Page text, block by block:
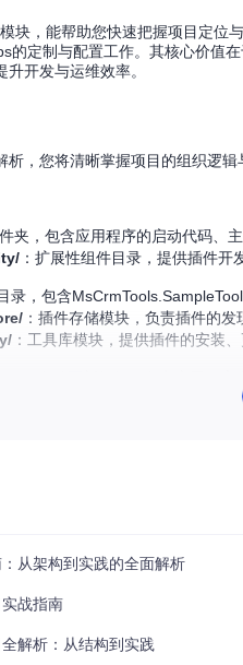
块，能帮助您快速把握项目定
的定制与配置工作。其核心价值
开发与运维效率。
析，您将清晰掌握项目的组织逻
夹，包含应用程序的启动代码、
：扩展性组件目录，提供插件
录，包含
：插件存储模块，负责插件的
：工具库模块，提供插件的安装
：自动更新组件，负责应用程
：引用程序集目录，包含项目依
从架构到实践的全面解析
战指南
解析：从结构到实践